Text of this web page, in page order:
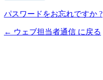
パスワードをお忘れですか ?
← ウェブ担当者通信 に戻る